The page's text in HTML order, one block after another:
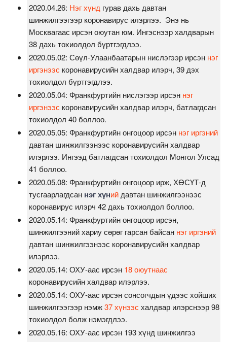
2020.04.26: Нэг хүнд гурав дахь давтан
шинжилгээгээр коронавирус илэрлээ. Энэ нь
Москвагаас ирсэн оюутан юм. Ингэснээр халдварын
38 дахь тохиолдол бүртгэгдлээ.
2020.05.02: Сөүл-Улаанбаатарын нислэгээр ирсэн нэг
иргэнээс коронавирусийн халдвар илэрч, 39 дэх
тохиолдол бүртгэгдлээ.
2020.05.04: Франкфуртийн нислэгээр ирсэн нэг
иргэнээс коронавирусийн халдвар илэрч, батлагдсан
тохиолдол 40 боллоо.
2020.05.05: Франкфуртийн онгоцоор ирсэн нэг иргэний
давтан шинжилгээнээс коронавирусийн халдвар
илэрлээ. Ингээд батлагдсан тохиолдол Монгол Улсад
41 боллоо.
2020.05.08: Франкфуртийн онгоцоор ирж, ХӨСҮТ-д
тусгаарлагдсан нэг хүний давтан шинжилгээнээс
коронавирус илэрч 42 дахь тохиолдол боллоо.
2020.05.14: Франкфуртийн онгоцоор ирсэн,
шинжилгээний хариу сөрөг гарсан байсан нэг иргэний
давтан шинжилгээнээс коронавирусийн халдвар
илэрлээ.
2020.05.14: ОХУ-аас ирсэн 18 оюутнаас
коронавирусийн халдвар илэрлээ.
2020.05.14: ОХУ-аас ирсэн сонсогчдын үдээс хойших
шинжилгээгээр нэмж37 хүнээс халдвар илэрснээр 98
тохиолдол болж нэмэгдлээ.
2020.05.16: ОХУ-аас ирсэн 193 хүнд шинжилгээ